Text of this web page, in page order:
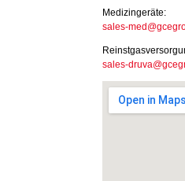
Medizingeräte:
sales-
sales-